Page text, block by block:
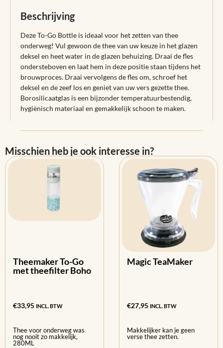
Beschrijving
Deze To-Go Bottle is ideaal voor het zetten van thee
onderweg! Vul gewoon de thee van uw keuze in het glazen
deksel en heet water in de glazen behuizing. Draai de fles
ondersteboven en laat hem in deze positie staan ​​tijdens het
brouwproces. Draai vervolgens de fles om, schroef het
deksel en de zeef los en geniet van uw vers gezette thee.
Borosilicaatglas is een bijzonder temperatuurbestendig,
hygiënisch materiaal en gemakkelijk schoon te maken.
Misschien heb je ook interesse in?
Theemaker To-Go
met theefilter Boho
€33,95 INCL. BTW
Thee voor onderweg was
nog nooit zo makkelijk,
280ML
Magic TeaMaker
€27,95 INCL. BTW
Makkelijker kan je geen
verse thee zetten.